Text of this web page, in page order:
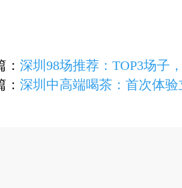
深圳98场推荐：TOP3场子
深圳中高端喝茶：首次体验